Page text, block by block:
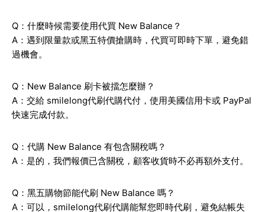
Q：什麼時候需要使用代買 New Balance？
A：遇到限量款或黑五特價搶購時，代買可即時下單，避免錯
過機會。
Q：New Balance 刷卡被擋怎麼辦？
A：交給 smilelong代刷代購代付，使用美國信用卡或 PayPal
快速完成付款。
Q：代購 New Balance 有包含關稅嗎？
A：是的，我們報價已含關稅，顧客收貨時不必再額外支付。
Q：黑五購物節能代刷 New Balance 嗎？
A：可以，smilelong代刷代購能幫您即時代刷，避免結帳失